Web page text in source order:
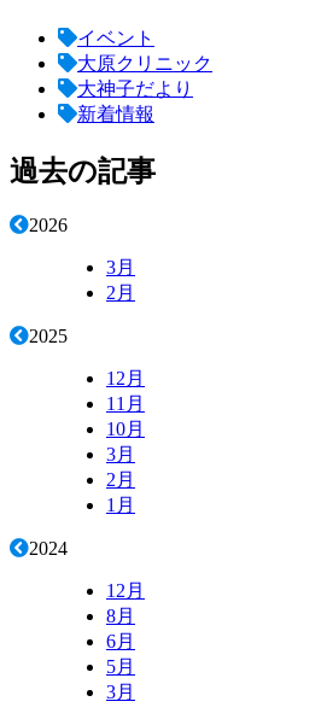
イベント
大原クリニック
大神子だより
新着情報
過去の記事
2026
3月
2月
2025
12月
11月
10月
3月
2月
1月
2024
12月
8月
6月
5月
3月